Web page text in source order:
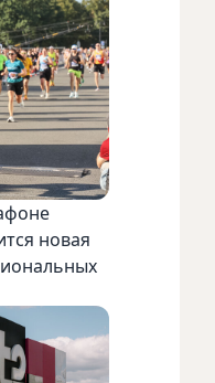
новая